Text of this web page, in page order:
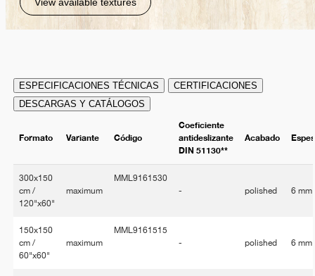
ESPECIFICACIONES TÉCNICAS
CERTIFICACIONES
DESCARGAS Y CATÁLOGOS
Formato Variante Código
Coeficiente
antideslizante
DIN 51130**
Acabado
300x150
cm /
120"x60"
maximum
MML9161530
-
polished 6 mm
150x150
cm /
60"x60"
maximum
MML9161515
-
polished 6 mm